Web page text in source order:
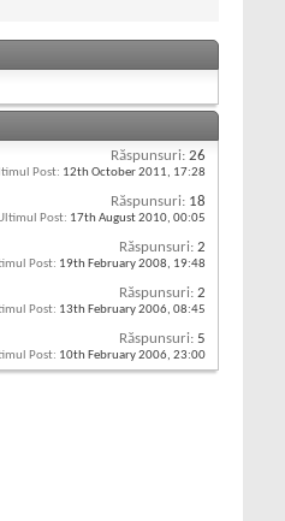
Răspunsuri: 26
Post: 12th October 2011, 17:28
Răspunsuri: 18
Post: 17th August 2010, 00:05
Răspunsuri: 2
Post: 19th February 2008, 19:48
Răspunsuri: 2
Post: 13th February 2006, 08:45
Răspunsuri: 5
Post: 10th February 2006, 23:00